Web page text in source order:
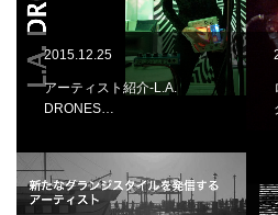
2015.12.25
アーティスト紹介-L.A.
DRONES…